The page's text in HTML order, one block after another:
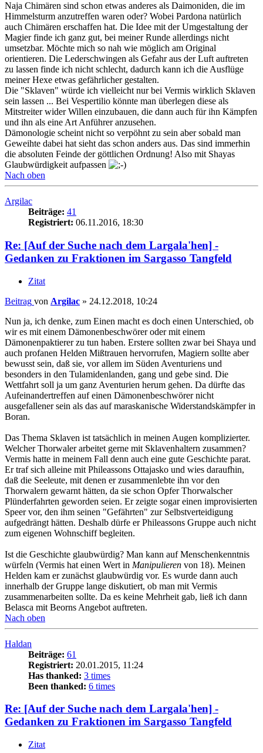
Naja Chimären sind schon etwas anderes als Daimoniden, die im
Himmelsturm anzutreffen waren oder? Wobei Pardona natürlich
auch Chimären erschaffen hat. Die Idee mit der Umgestaltung der
Magier finde ich ganz gut, bei meiner Runde allerdings nicht
umsetzbar. Möchte mich so nah wie möglich am Original
orientieren. Die Lederschwingen als Gefahr aus der Luft auftreten
zu lassen finde ich nicht schlecht, dadurch kann ich die Ausflüge
meiner Hexe etwas gefährlicher gestalten.
Die "Sklaven" würde ich vielleicht nur bei Vermis wirklich Sklaven
sein lassen ... Bei Vespertilio könnte man überlegen diese als
Mitstreiter wider Willen einzubauen, die dann auch für ihn Kämpfen
und ihn als eine Art Anführer anzusehen.
Dämonologie scheint nicht so verpöhnt zu sein aber sobald man
Geweihte dabei hat sieht das schon anders aus. Das sind immerhin
die absoluten Feinde der göttlichen Ordnung! Also mit Shayas
Glaubwürdigkeit aufpassen
Nach oben
Argilac
Beiträge: 41
Registriert: 06.11.2016, 18:30
Re: [Auf der Suche nach dem Largala'hen] -
Gedanken zu Fraktionen im Sargasso Tangfeld
Zitat
Beitrag von Argilac » 24.12.2018, 10:24
Nun ja, ich denke, zum Einen macht es doch einen Unterschied, ob
wir es mit einem Dämonenbeschwörer oder mit einem
Dämonenpaktierer zu tun haben. Erstere sollten zwar bei Shaya und
auch profanen Helden Mißtrauen hervorrufen, Magiern sollte aber
bewusst sein, daß sie, vor allem im Süden Aventuriens und
besonders in den Tulamidenlanden, gang und gebe sind. Die
Wettfahrt soll ja um ganz Aventurien herum gehen. Da dürfte das
Aufeinandertreffen auf einen Dämonenbeschwörer nicht
ausgefallener sein als das auf maraskanische Widerstandskämpfer in
Boran.
Das Thema Sklaven ist tatsächlich in meinen Augen komplizierter.
Welcher Thorwaler arbeitet gerne mit Sklavenhaltern zusammen?
Vermis hatte in meinem Fall denn auch eine gute Geschichte parat.
Er traf sich alleine mit Phileassons Ottajasko und wies daraufhin,
daß die Seeleute, mit denen er zusammenlebte ihn vor den
Thorwalern gewarnt hätten, da sie schon Opfer Thorwalscher
Plünderfahrten geworden seien. Er zeigte sogar einen improvisierten
Speer vor, den ihm seinen "Gefährten" zur Selbstverteidigung
aufgedrängt hätten. Deshalb dürfe er Phileassons Gruppe auch nicht
zum eigenen Wohnschiff begleiten.
Ist die Geschichte glaubwürdig? Man kann auf Menschenkenntnis
würfeln (Vermis hat einen Wert in Manipulieren von 18). Meinen
Helden kam er zunächst glaubwürdig vor. Es wurde dann auch
innerhalb der Gruppe lange diskutiert, ob man mit Vermis
zusammenarbeiten sollte. Da es keine Mehrheit gab, ließ ich dann
Belasca mit Beorns Angebot auftreten.
Nach oben
Haldan
Beiträge: 61
Registriert: 20.01.2015, 11:24
Has thanked: 3 times
Been thanked: 6 times
Re: [Auf der Suche nach dem Largala'hen] -
Gedanken zu Fraktionen im Sargasso Tangfeld
Zitat